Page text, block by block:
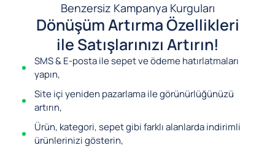
Benzersiz Kampanya Kurguları
Dönüşüm Artırma Özellikleri
ile Satışlarınızı Artırın!
SMS & E-posta ile sepet ve ödeme hatırlatmaları
yapın,
Site içi yeniden pazarlama ile görünürlüğünüzü
artırın,
Ürün, kategori, sepet gibi farklı alanlarda indirimli
ürünlerinizi gösterin,